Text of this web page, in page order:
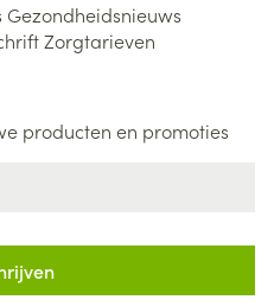
Gezondheidsnieuws
Zorgtarieven
producten en promoties